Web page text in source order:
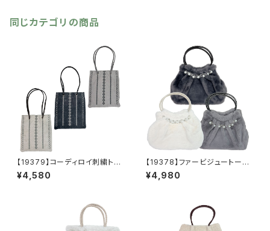
同じカテゴリの商品
【19379】コーディロイ刺繍トー
トバッグ【送料無料】秋冬バッ
グ 新作
¥4,580
【19378】ファービジュートート
【送料無料】秋冬バッグ 新作
¥4,980